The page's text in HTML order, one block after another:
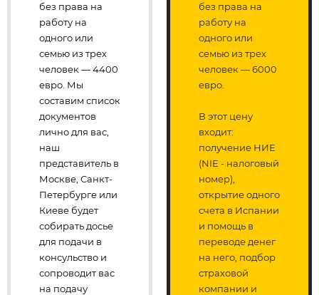
без права на
работу на
одного или
семью из трех
человек — 4400
евро. Мы
составим список
документов
лично для вас,
наш
представитель в
Москве, Санкт-
Петербурге или
Киеве будет
собирать досье
для подачи в
консульство и
сопроводит вас
на подачу
без права на
работу на
одного или
семью из трех
человек — 6000
евро.
В этот цену
входит:
получение НИЕ
(NIE - налоговый
номер),
открытие одного
счета в Испании
и помощь в
переводе денег
на него, подбор
страховой
компании и